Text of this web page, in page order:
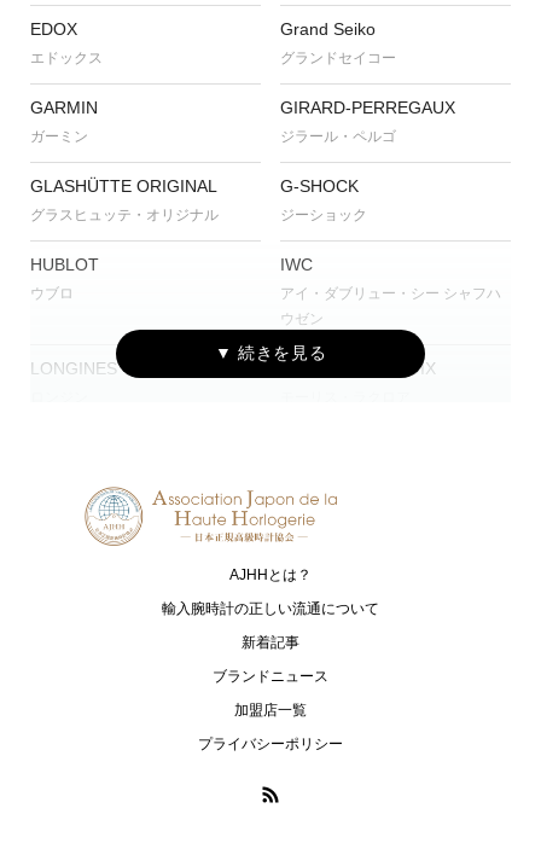
EDOX
エドックス
Grand Seiko
グランドセイコー
GARMIN
ガーミン
GIRARD-PERREGAUX
ジラール・ペルゴ
GLASHÜTTE ORIGINAL
グラスヒュッテ・オリジナル
G-SHOCK
ジーショック
HUBLOT
ウブロ
IWC
アイ・ダブリュー・シー シャフハ
ウゼン
LONGINES MAURICE LACROIX
PANERAI ASTRON
PROSPEX
プロスペックス
ZENITH
ゼニス
AJHHとは？
輸入腕時計の正しい流通について
新着記事
ブランドニュース
加盟店一覧
プライバシーポリシー